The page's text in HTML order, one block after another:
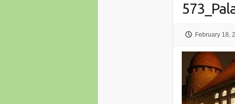
February 18,